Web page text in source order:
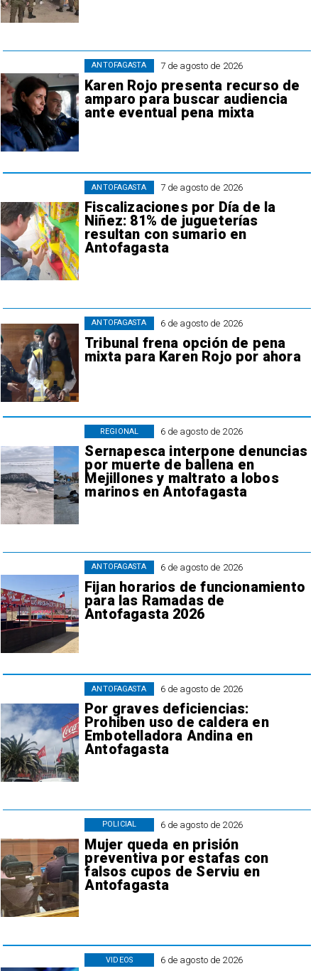
7 de agosto de 2026
Karen Rojo presenta recurso de
amparo para buscar audiencia
ante eventual pena mixta
ANTOFAGASTA
7 de agosto de 2026
Fiscalizaciones por Día de la
Niñez: 81% de jugueterías
resultan con sumario en
Antofagasta
ANTOFAGASTA
6 de agosto de 2026
Tribunal frena opción de pena
mixta para Karen Rojo por ahora
ANTOFAGASTA
6 de agosto de 2026
Sernapesca interpone denuncias
por muerte de ballena en
Mejillones y maltrato a lobos
marinos en Antofagasta
REGIONAL
6 de agosto de 2026
Fijan horarios de funcionamiento
para las Ramadas de
Antofagasta 2026
ANTOFAGASTA
6 de agosto de 2026
Por graves deficiencias:
Prohiben uso de caldera en
Embotelladora Andina en
Antofagasta
ANTOFAGASTA
6 de agosto de 2026
Mujer queda en prisión
preventiva por estafas con
falsos cupos de Serviu en
Antofagasta
POLICIAL
6 de agosto de 2026
VIDEOS